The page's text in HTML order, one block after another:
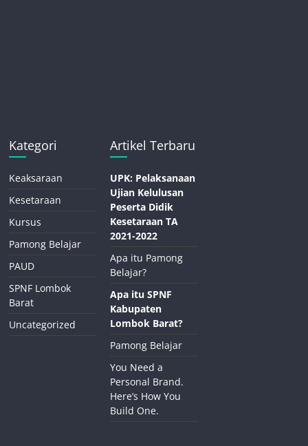
Kategori
Keaksaraan
Kesetaraan
Kursus
Pamong Belajar
PAUD
SPNF Lombok
Barat
Uncategorized
Artikel Terbaru
UPK: Pelaksanaan
Ujian Kelulusan
Peserta Didik
Kesetaraan TA
2021-2022
Apa itu Pamong
Belajar?
Apa itu SPNF
Kabupaten
Lombok Barat?
Pamong Belajar
You Need a
Personal Brand.
Here’s How You
Build One.